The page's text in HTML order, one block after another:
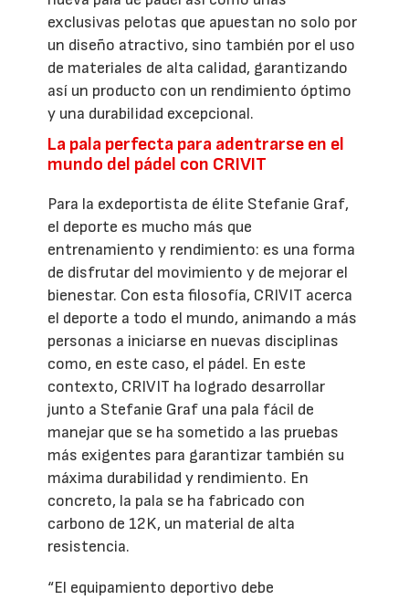
exclusivas pelotas que apuestan no solo por
un diseño atractivo, sino también por el uso
de materiales de alta calidad, garantizando
así un producto con un rendimiento óptimo
y una durabilidad excepcional.
La pala perfecta para adentrarse en el
mundo del pádel con CRIVIT
Para la exdeportista de élite Stefanie Graf,
el deporte es mucho más que
entrenamiento y rendimiento: es una forma
de disfrutar del movimiento y de mejorar el
bienestar. Con esta filosofía, CRIVIT acerca
el deporte a todo el mundo, animando a más
personas a iniciarse en nuevas disciplinas
como, en este caso, el pádel. En este
contexto, CRIVIT ha logrado desarrollar
junto a Stefanie Graf una pala fácil de
manejar que se ha sometido a las pruebas
más exigentes para garantizar también su
máxima durabilidad y rendimiento. En
concreto, la pala se ha fabricado con
carbono de 12K, un material de alta
resistencia.
“El equipamiento deportivo debe